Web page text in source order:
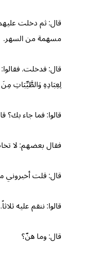
قال: ثم دخلت
مسهمة من السهر.
قال: فدخلت.
لِعِبَادِهِ وَالطَّيِّبَاتِ
قالوا: فما جاء
فقال بعضهم: لا
قال: قلت أخبروني
قالوا: ننقم عليه ثلاثاً.
قال: وما هنّ؟